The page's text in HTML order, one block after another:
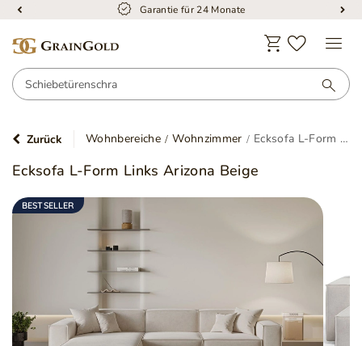
Garantie für 24 Monate
Zurück Wohnbereiche Wohnzimmer Ecksofa L-Form Links Arizona Beige
Ecksofa L-Form Links Arizona Beige
BESTSELLER